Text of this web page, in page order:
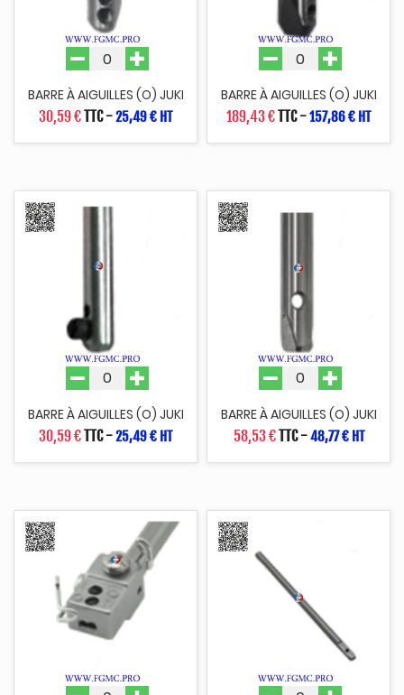
BARRE À AIGUILLES (O) JUKI
30,59 €TTC-25,49 € HT
BARRE À AIGUILLES (O) JUKI
189,43 €TTC-157,86 € HT
BARRE À AIGUILLES (O) JUKI
30,59 €TTC-25,49 € HT
BARRE À AIGUILLES (O) JUKI
58,53 €TTC-48,77 € HT